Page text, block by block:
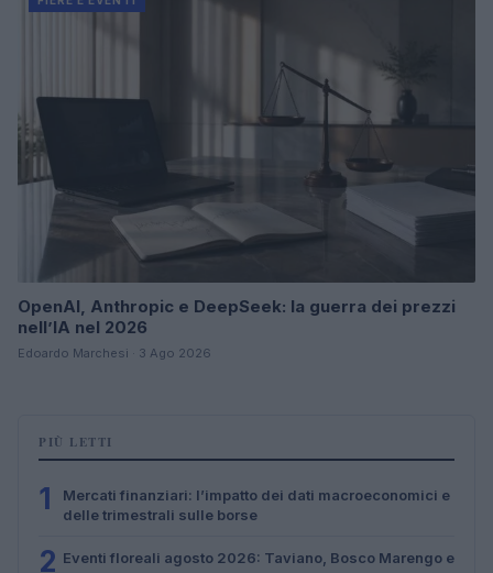
OpenAI, Anthropic e DeepSeek: la guerra dei prezzi
nell’IA nel 2026
Edoardo Marchesi · 3 Ago 2026
PIÙ LETTI
1
Mercati finanziari: l’impatto dei dati macroeconomici e
delle trimestrali sulle borse
2 Eventi floreali agosto 2026: Taviano, Bosco Marengo e